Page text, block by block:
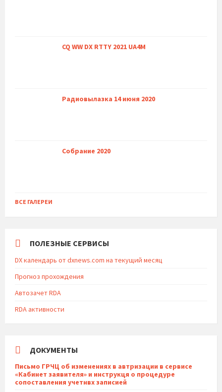
CQ WW DX RTTY 2021 UA4M
Радиовылазка 14 июня 2020
Собрание 2020
ВСЕ ГАЛЕРЕИ
ПОЛЕЗНЫЕ СЕРВИСЫ
DX календарь от dxnews.com на текущий месяц
Прогноз прохождения
Автозачет RDA
RDA активности
ДОКУМЕНТЫ
Письмо ГРЧЦ об изменениях в автризации в сервисе
«Кабинет заявителя» и инструкця о процедуре
сопоставления учетнвх записией